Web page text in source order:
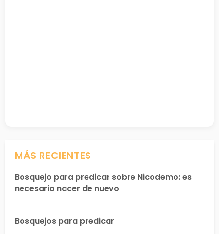
MÁS RECIENTES
Bosquejo para predicar sobre Nicodemo: es
necesario nacer de nuevo
Bosquejos para predicar